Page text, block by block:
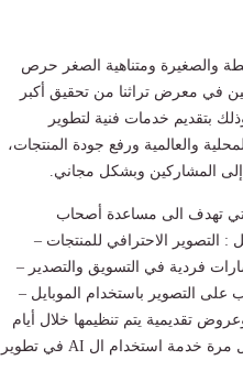
والصغيرة ومتناهية الصغر حرص
في معرض تراثنا من تحقيق أكبر
بتقديم خدمات فنية لتطوير
والعالمية ورفع جودة المنتجات،
المشاركين وبشكل مجاني.
تهدف الى مساعدة أصحاب
التصوير الاحترافي للمنتجات –
فردية في التسويق والتصدير –
على التصوير باستخدام الموبايل –
تقديمية يتم تنظيمها خلال أيام
فعاليات المعرض، مشيرا إلى أن الجناح سيوفر خلال هذا العام لأول مرة خدمة استخدام ال AI في تطوير